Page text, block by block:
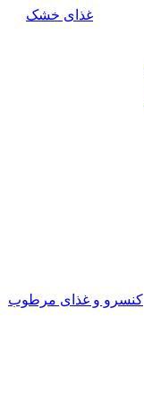
غذای خشک
کنسرو و غذای مرطوب